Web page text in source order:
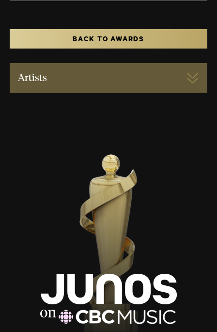
BACK TO AWARDS
Artists